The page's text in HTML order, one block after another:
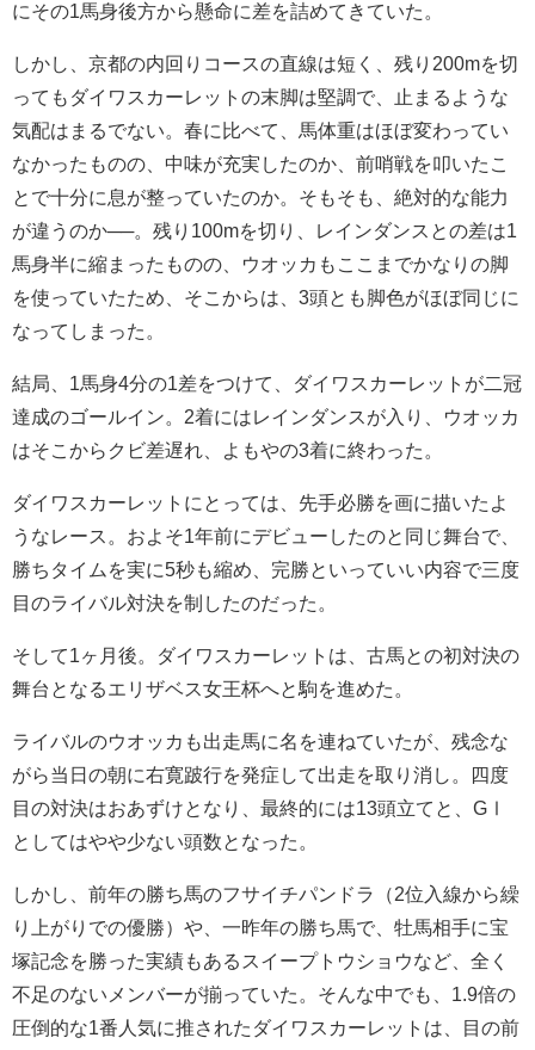
にその1馬身後方から懸命に差を詰めてきていた。
しかし、京都の内回りコースの直線は短く、残り200mを切
ってもダイワスカーレットの末脚は堅調で、止まるような
気配はまるでない。春に比べて、馬体重はほぼ変わってい
なかったものの、中味が充実したのか、前哨戦を叩いたこ
とで十分に息が整っていたのか。そもそも、絶対的な能力
が違うのか──。残り100mを切り、レインダンスとの差は1
馬身半に縮まったものの、ウオッカもここまでかなりの脚
を使っていたため、そこからは、3頭とも脚色がほぼ同じに
なってしまった。
結局、1馬身4分の1差をつけて、ダイワスカーレットが二冠
達成のゴールイン。2着にはレインダンスが入り、ウオッカ
はそこからクビ差遅れ、よもやの3着に終わった。
ダイワスカーレットにとっては、先手必勝を画に描いたよ
うなレース。およそ1年前にデビューしたのと同じ舞台で、
勝ちタイムを実に5秒も縮め、完勝といっていい内容で三度
目のライバル対決を制したのだった。
そして1ヶ月後。ダイワスカーレットは、古馬との初対決の
舞台となるエリザベス女王杯へと駒を進めた。
ライバルのウオッカも出走馬に名を連ねていたが、残念な
がら当日の朝に右寛跛行を発症して出走を取り消し。四度
目の対決はおあずけとなり、最終的には13頭立てと、GⅠ
としてはやや少ない頭数となった。
しかし、前年の勝ち馬のフサイチパンドラ（2位入線から繰
り上がりでの優勝）や、一昨年の勝ち馬で、牡馬相手に宝
塚記念を勝った実績もあるスイープトウショウなど、全く
不足のないメンバーが揃っていた。そんな中でも、1.9倍の
圧倒的な1番人気に推されたダイワスカーレットは、目の前